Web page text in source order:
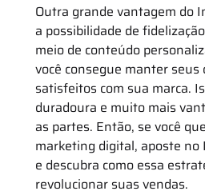
Outra grande vantagem do
a possibilidade de
meio de conteúdo
você consegue manter
satisfeitos com sua marca.
duradoura e muito mais
as partes. Então, se você
marketing digital, aposte
e descubra como essa
revolucionar suas vendas.